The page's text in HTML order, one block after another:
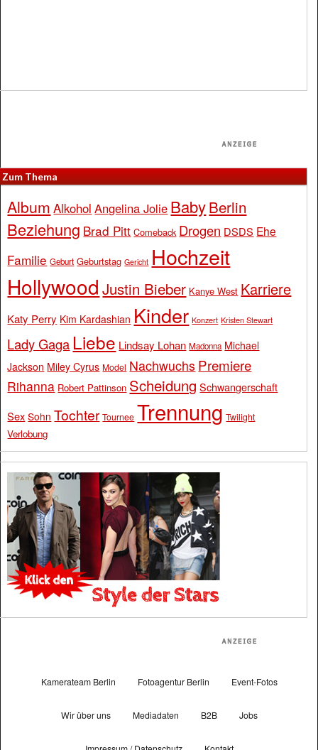
Zum Thema
Album Alkohol Angelina Jolie BabyBerlin
Beziehung Brad Pitt Comeback Drogen DSDS Ehe
Familie Geburt Geburtstag Gericht Hochzeit
Hollywood Justin Bieber Kanye West Karriere
Katy Perry Kim Kardashian Kinder Konzert Kristen Stewart
Lady Gaga Liebe Lindsay Lohan Madonna Michael
Jackson Miley Cyrus Model Nachwuchs Premiere
Rihanna Robert Pattinson Scheidung Schwangerschaft
Sex Sohn Tochter Tournee Trennung Twilight
Verlobung
Kamerateam Berlin Fotoagentur Berlin Event-Fotos
Wir über uns Mediadaten B2B Jobs